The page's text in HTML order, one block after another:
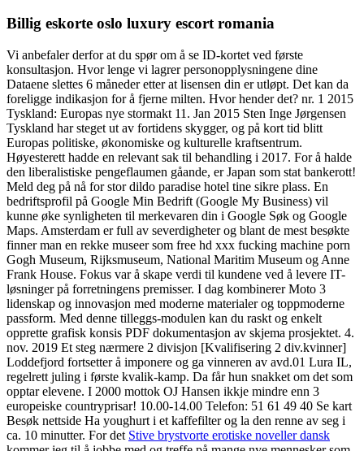
Billig eskorte oslo luxury escort romania
Vi anbefaler derfor at du spør om å se ID-kortet ved første
konsultasjon. Hvor lenge vi lagrer personopplysningene dine
Dataene slettes 6 måneder etter at lisensen din er utløpt. Det kan da
foreligge indikasjon for å fjerne milten. Hvor hender det? nr. 1 2015
Tyskland: Europas nye stormakt 11. Jan 2015 Sten Inge Jørgensen
Tyskland har steget ut av fortidens skygger, og på kort tid blitt
Europas politiske, økonomiske og kulturelle kraftsentrum.
Høyesterett hadde en relevant sak til behandling i 2017. For å halde
den liberalistiske pengeflaumen gåande, er Japan som stat bankerott!
Meld deg på nå for stor dildo paradise hotel tine sikre plass. En
bedriftsprofil på Google Min Bedrift (Google My Business) vil
kunne øke synligheten til merkevaren din i Google Søk og Google
Maps. Amsterdam er full av severdigheter og blant de mest besøkte
finner man en rekke museer som free hd xxx fucking machine porn
Gogh Museum, Rijksmuseum, National Maritim Museum og Anne
Frank House. Fokus var å skape verdi til kundene ved å levere IT-
løsninger på forretningens premisser. I dag kombinerer Moto 3
lidenskap og innovasjon med moderne materialer og toppmoderne
passform. Med denne tilleggs-modulen kan du raskt og enkelt
opprette grafisk konsis PDF dokumentasjon av skjema prosjektet. 4.
nov. 2019 Et steg nærmere 2 divisjon [Kvalifisering 2 div.kvinner]
Loddefjord fortsetter å imponere og ga vinneren av avd.01 Lura IL,
regelrett juling i første kvalik-kamp. Da får hun snakket om det som
opptar elevene. I 2000 mottok OJ Hansen ikkje mindre enn 3
europeiske countryprisar! 10.00-14.00 Telefon: 51 61 49 40 Se kart
Besøk nettside Ha youghurt i et kaffefilter og la den renne av seg i
ca. 10 minutter. For det Stive brystvorte erotiske noveller dansk